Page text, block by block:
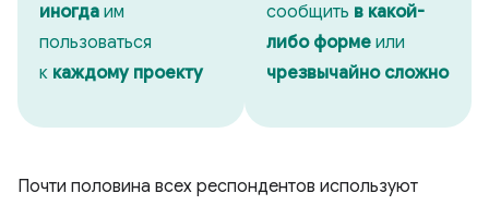
иногда им
пользоваться
к каждому проекту
сообщить в какой-
либо форме или
чрезвычайно сложно
Почти половина всех респондентов используют